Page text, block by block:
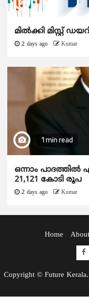
മിൽക്കി മിസ്റ്റ്
2 days ago Kumar
1 min read
ഒന്നാം
21,121 കോടി രൂപ
2 days ago Kumar
Home
Copyright © Future